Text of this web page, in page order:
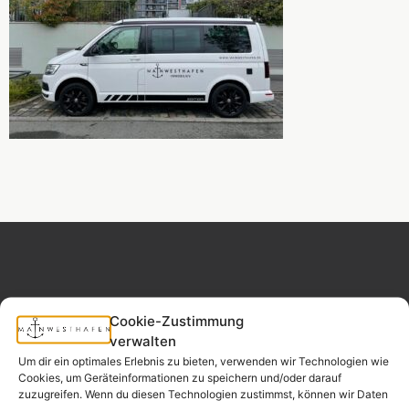
Cookie-Zustimmung
verwalten
Um dir ein optimales Erlebnis zu bieten, verwenden wir Technologien wie
Cookies, um Geräteinformationen zu speichern und/oder darauf
zuzugreifen. Wenn du diesen Technologien zustimmst, können wir Daten
MAINWESTHAFEN
IMMOBILIEN
Ihr Immobilienpartner